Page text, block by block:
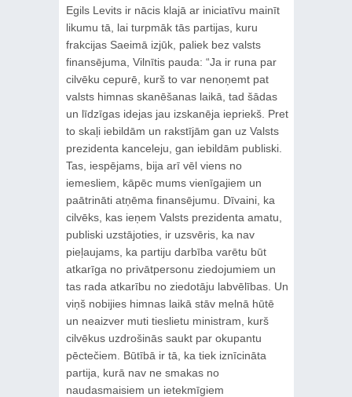
Egils Levits ir nācis klajā ar iniciatīvu mainīt
likumu tā, lai turpmāk tās partijas, kuru
frakcijas Saeimā izjūk, paliek bez valsts
finansējuma, Vilnītis pauda: “Ja ir runa par
cilvēku cepurē, kurš to var nenoņemt pat
valsts himnas skanēšanas laikā, tad šādas
un līdzīgas idejas jau izskanēja iepriekš. Pret
to skaļi iebildām un rakstījām gan uz Valsts
prezidenta kanceleju, gan iebildām publiski.
Tas, iespējams, bija arī vēl viens no
iemesliem, kāpēc mums vienīgajiem un
paātrināti atņēma finansējumu. Dīvaini, ka
cilvēks, kas ieņem Valsts prezidenta amatu,
publiski uzstājoties, ir uzsvēris, ka nav
pieļaujams, ka partiju darbība varētu būt
atkarīga no privātpersonu ziedojumiem un
tas rada atkarību no ziedotāju labvēlības. Un
viņš nobijies himnas laikā stāv melnā hūtē
un neaizver muti tieslietu ministram, kurš
cilvēkus uzdrošinās saukt par okupantu
pēctečiem. Būtībā ir tā, ka tiek iznīcināta
partija, kurā nav ne smakas no
naudasmaisiem un ietekmīgiem